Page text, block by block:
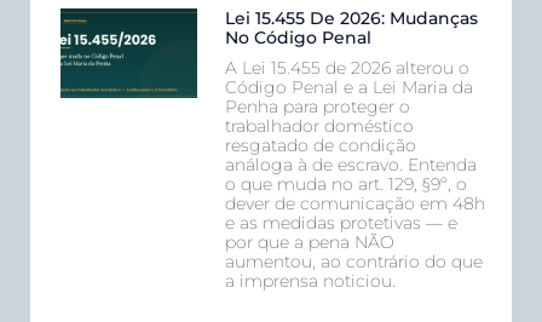
Lei 15.455 De 2026: Mudanças
No Código Penal
A Lei 15.455 de 2026 alterou o
Código Penal e a Lei Maria da
Penha para proteger o
trabalhador doméstico
resgatado de condição
análoga à de escravo. Entenda
o que muda no art. 129, §9º, o
dever de comunicação em 48h
e as medidas protetivas — e
por que a pena NÃO
aumentou, ao contrário do que
a imprensa noticiou.